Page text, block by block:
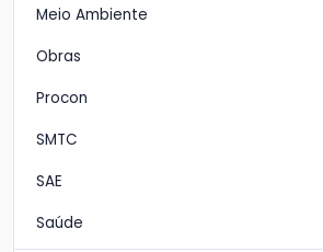
Meio Ambiente
Obras
Procon
SMTC
SAE
Saúde